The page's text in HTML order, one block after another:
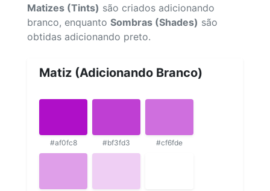
Matizes (Tints) são criados adicionando
branco, enquanto Sombras (Shades) são
obtidas adicionando preto.
Matiz (Adicionando Branco)
#af0fc8 #bf3fd3 #cf6fde